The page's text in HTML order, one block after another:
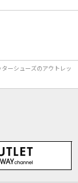
ーシューズのアウトレッ